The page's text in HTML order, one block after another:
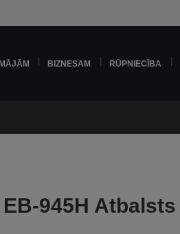
MĀJĀM BIZNESAM RŪPNIECĪBA
945H Atbalsts